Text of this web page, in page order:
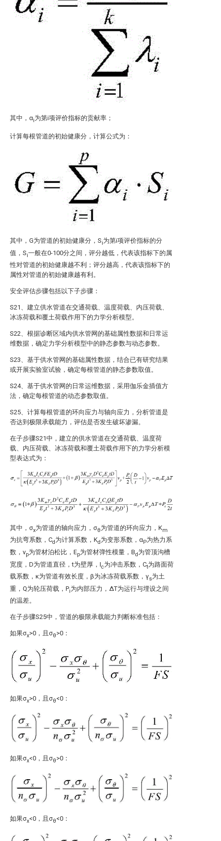
其中，αi为第i项评价指标的贡献率；
计算每根管道的初始健康分，计算公式为：
其中，G为管道的初始健康分，Si为第i项评价指标的分
值，Si一般在0-100分之间，评分越低，代表该指标下的属
性对管道的初始健康越不利；评分越高，代表该指标下的
属性对管道的初始健康越有利。
安全评估步骤包括以下子步骤：
S21、建立供水管道在交通荷载、温度荷载、内压荷载、
冰冻荷载和覆土荷载作用下的力学分析模型。
S22、根据诊断区域内供水管网的基础属性数据和日常运
维数据，确定力学分析模型中的静态参数与动态参数。
S23、基于供水管网的基础属性数据，结合已有研究结果
或开展实验室试验，确定每根管道的静态参数取值。
S24、基于供水管网的日常运维数据，采用伽乐金插值方
法，确定每根管道的动态参数取值。
S25、计算每根管道的环向应力与轴向应力，分析管道是
否达到极限承载能力，评估是否发生破坏渗漏。
在子步骤S21中，建立的供水管道在交通荷载、温度荷
载、内压荷载、冰冻荷载和覆土荷载作用下的力学分析模
型表达式为：
其中，σx为管道的轴向应力，σθ为管道的环向应力，Km
为抗弯系数，Cd为计算系数，Kd为变形系数，αP为热力系
数，vp为管材泊松比，Ep为管材弹性模量，Bd为管顶沟槽
宽度，D为管道直径，t为壁厚，Ic为冲击系数，Ct为路面荷
载系数，κ为管道有效长度，β为冰冻荷载系数，γs为土
重，Q为轮压荷载，Pi为内部压力，ΔT为运行与埋设之间
的温差。
在子步骤S25中，管道的极限承载能力判断标准包括：
如果σx>0，且σθ>0：
如果σx>0，且σθ<0：
如果σx<0，且σθ>0：
如果σx<0，且σθ<0：